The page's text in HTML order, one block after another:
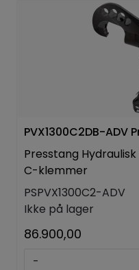
PVX1300C2DB-ADV
Presstang
C-klemmer
PSPVX1300C2-ADV
Ikke på lager
86.900,00
-
inkl. mva.